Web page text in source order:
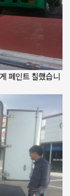
페인트 칠했습니